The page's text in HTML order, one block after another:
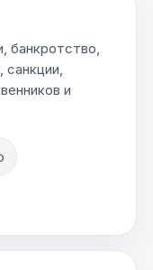
банкротство,
санкции,
и